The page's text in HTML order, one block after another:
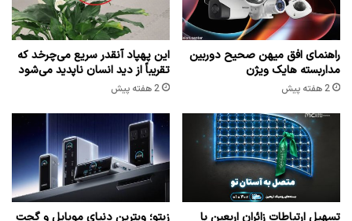
راهنمای افق میهن صحیح دوربین
مداربسته هایک ویژن
2 هفته پیش
این پهپاد آنقدر سریع می‌چرخد که
تقریباً از دید انسان ناپدید می‌شود
2 هفته پیش
تسهیل ارتباطات زائران اربعین با
زیتو؛ ویترین دنیای موبایل و گجت